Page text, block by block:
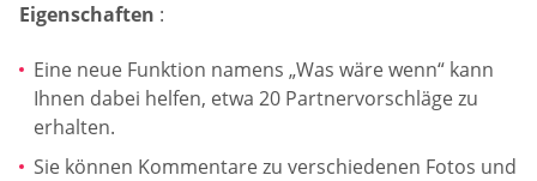
Eigenschaften :
Eine neue Funktion namens „Was wäre wenn“ kann
Ihnen dabei helfen, etwa 20 Partnervorschläge zu
erhalten.
Sie können Kommentare zu verschiedenen Fotos und